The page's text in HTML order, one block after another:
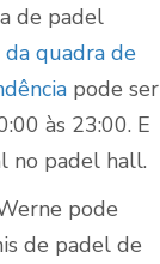
de padel
quadra de
pode ser
às 23:00. E
no padel hall.
pode
de padel de